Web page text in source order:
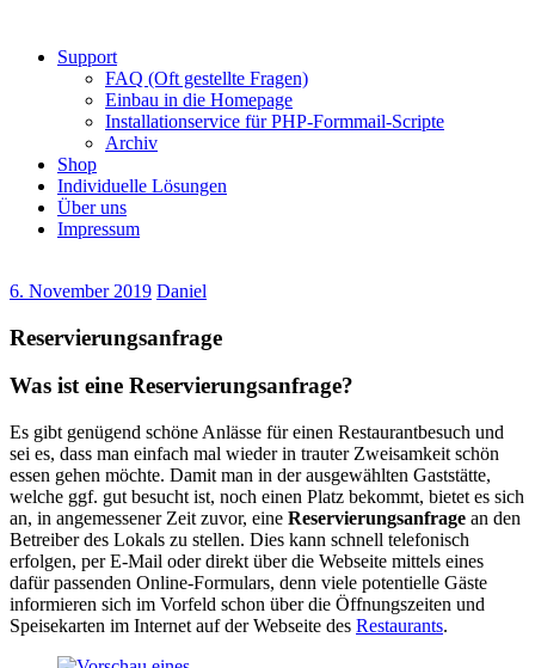
Support
FAQ (Oft gestellte Fragen)
Einbau in die Homepage
Installationservice für PHP-Formmail-Scripte
Archiv
Shop
Individuelle Lösungen
Über uns
Impressum
6. November 2019 Daniel
Reservierungsanfrage
Was ist eine Reservierungsanfrage?
Es gibt genügend schöne Anlässe für einen Restaurantbesuch und
sei es, dass man einfach mal wieder in trauter Zweisamkeit schön
essen gehen möchte. Damit man in der ausgewählten Gaststätte,
welche ggf. gut besucht ist, noch einen Platz bekommt, bietet es sich
an, in angemessener Zeit zuvor, eine Reservierungsanfrage an den
Betreiber des Lokals zu stellen. Dies kann schnell telefonisch
erfolgen, per E-Mail oder direkt über die Webseite mittels eines
dafür passenden Online-Formulars, denn viele potentielle Gäste
informieren sich im Vorfeld schon über die Öffnungszeiten und
Speisekarten im Internet auf der Webseite des Restaurants.